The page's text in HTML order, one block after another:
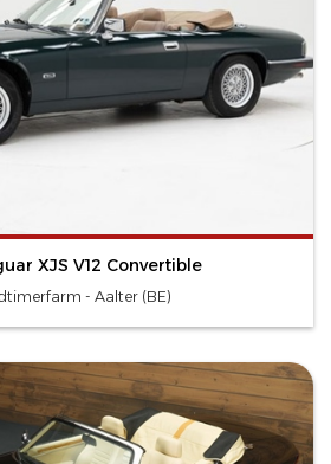
XJS V12 Convertible
- Aalter (BE)